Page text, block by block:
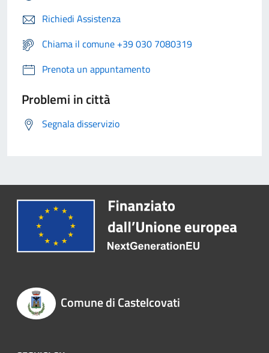
Richiedi Assistenza
Chiama il comune +39 030 7080319
Prenota un appuntamento
Problemi in città
Segnala disservizio
Comune di Castelcovati